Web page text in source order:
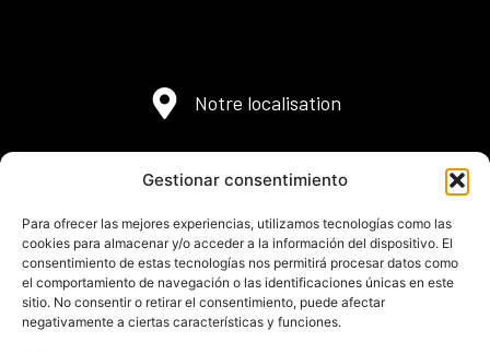
Gestionar consentimiento
Para ofrecer las mejores experiencias, utilizamos tecnologías como las
cookies para almacenar y/o acceder a la información del dispositivo. El
consentimiento de estas tecnologías nos permitirá procesar datos como
el comportamiento de navegación o las identificaciones únicas en este
sitio. No consentir o retirar el consentimiento, puede afectar
negativamente a ciertas características y funciones.
Notre localisation
Murillo de Gállego ,Zaragoza
Téléphone: (+34) 974 38 30 48
(+34) 606 36 30 43(+34) 648 98 45 95
info@urpirineos.es